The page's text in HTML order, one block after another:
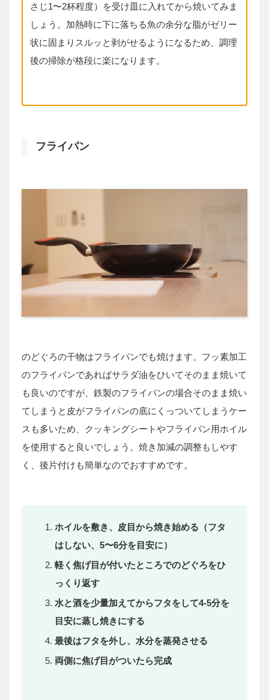
さじ1〜2杯程度）を受け皿に入れてから焼いてみま
しょう。加熱時に下に落ちる魚の余分な脂がゼリー
状に固まりスルッと剥がせるようになるため、調理
後の掃除が格段に楽になります。
フライパン
のどぐろの干物はフライパンでも焼けます。フッ素加工
のフライパンであればサラダ油をひいてそのまま焼いて
も良いのですが、鉄製のフライパンの場合そのまま焼い
てしまうと皮がフライパンの底にくっついてしまうケー
スも多いため、クッキングシートやフライパン用ホイル
を使用すると良いでしょう。焼き加減の調整もしやす
く、後片付けも簡単なのでおすすめです。
ホイルを敷き、皮目から焼き始める（フタ
はしない、5〜6分を目安に）
軽く焦げ目が付いたところでのどぐろをひ
っくり返す
水と酒を少量加えてからフタをして4-5分を
目安に蒸し焼きにする
最後はフタを外し、水分を蒸発させる
両側に焦げ目がついたら完成